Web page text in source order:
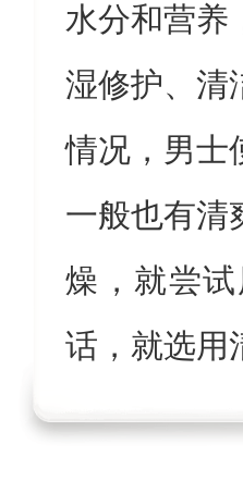
水分和营养
湿修护、清
情况，男士
一般也有清
燥，就尝
话，就选用